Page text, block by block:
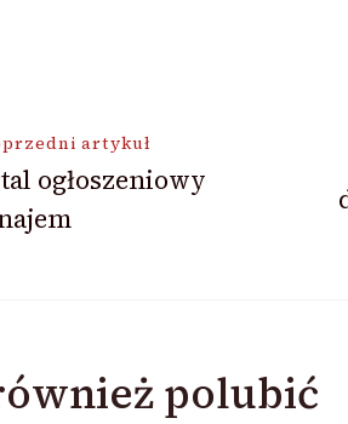
artykuł
ogłoszeniowy
polubić